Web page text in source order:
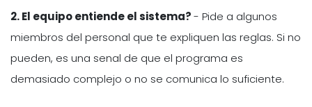
2. El equipo entiende el sistema?- Pide a algunos
miembros del personal que te expliquen las reglas. Si no
pueden, es una senal de que el programa es
demasiado complejo o no se comunica lo suficiente.